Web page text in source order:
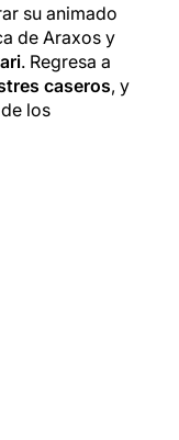
su animado
de Araxos y
. Regresa a
caseros, y
los